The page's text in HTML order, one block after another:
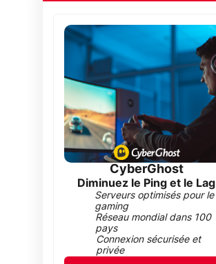
CyberGhost
Diminuez le Ping et le Lag
Serveurs optimisés pour le
gaming
Réseau mondial dans 100
pays
Connexion sécurisée et
privée